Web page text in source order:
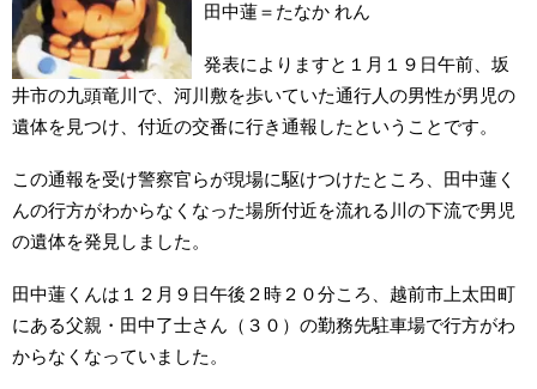
田中蓮＝たなか れん
発表によりますと１月１９日午前、坂
井市の九頭竜川で、河川敷を歩いていた通行人の男性が男児の
遺体を見つけ、付近の交番に行き通報したということです。
この通報を受け警察官らが現場に駆けつけたところ、田中蓮く
んの行方がわからなくなった場所付近を流れる川の下流で男児
の遺体を発見しました。
田中蓮くんは１２月９日午後２時２０分ころ、越前市上太田町
にある父親・田中了士さん（３０）の勤務先駐車場で行方がわ
からなくなっていました。